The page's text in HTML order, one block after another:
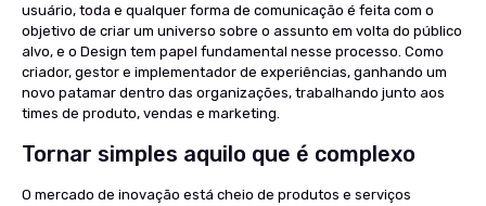
usuário, toda e qualquer forma de comunicação é feita com o
objetivo de criar um universo sobre o assunto em volta do público
alvo, e o Design tem papel fundamental nesse processo. Como
criador, gestor e implementador de experiências, ganhando um
novo patamar dentro das organizações, trabalhando junto aos
times de produto, vendas e marketing.
Tornar simples aquilo que é complexo
O mercado de inovação está cheio de produtos e serviços